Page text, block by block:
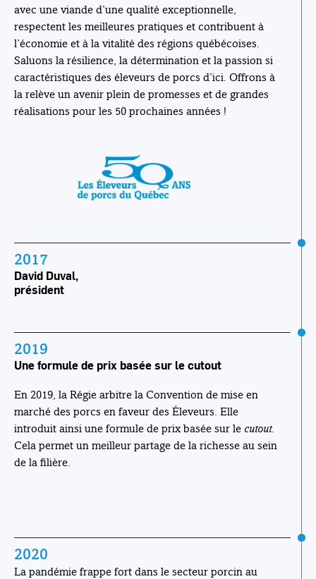
avec une viande d’une qualité exceptionnelle,
respectent les meilleures pratiques et contribuent à
l’économie et à la vitalité des régions québécoises.
Saluons la résilience, la détermination et la passion si
caractéristiques des éleveurs de porcs d’ici. Offrons à
la relève un avenir plein de promesses et de grandes
réalisations pour les 50 prochaines années !
2017
David Duval,
président
2019
Une formule de prix basée sur le cutout
En 2019, la Régie arbitre la Convention de mise en
marché des porcs en faveur des Éleveurs. Elle
introduit ainsi une formule de prix basée sur le cutout.
Cela permet un meilleur partage de la richesse au sein
de la filière.
2020
La pandémie frappe fort dans le secteur porcin au